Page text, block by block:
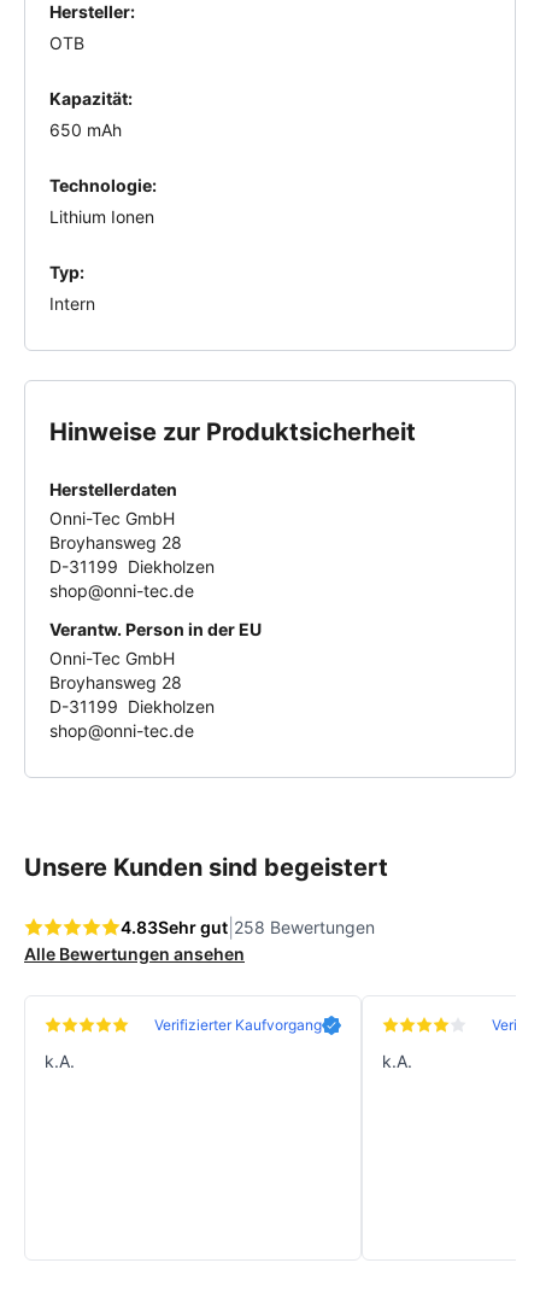
Hersteller:
OTB
Kapazität:
650 mAh
Technologie:
Lithium Ionen
Typ:
Intern
Hinweise zur Produktsicherheit
Herstellerdaten
Onni-Tec GmbH
Broyhansweg 28
D-31199 Diekholzen
shop@onni-tec.de
Verantw. Person in der EU
Onni-Tec GmbH
Broyhansweg 28
D-31199 Diekholzen
shop@onni-tec.de
Unsere Kunden sind begeistert
4.83Sehr gut 258 Bewertungen
Alle Bewertungen ansehen
Verifizierter Kaufvorgang
k.A. k.A.